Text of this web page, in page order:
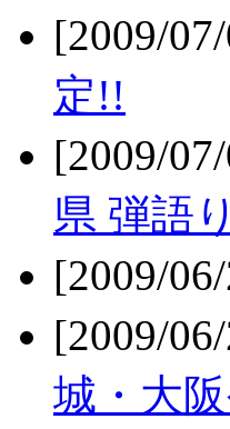
[2009/
定!!
[2009/
県 弾語
[2009/
[2009/
城・大